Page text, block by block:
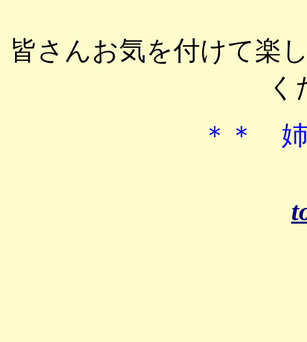
皆さんお気を付けて楽
く
＊＊